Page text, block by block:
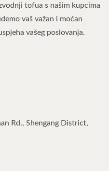
tofua s našim kupcima
vaš važan i moćan
vašeg poslovanja.
Rd., Shengang District,